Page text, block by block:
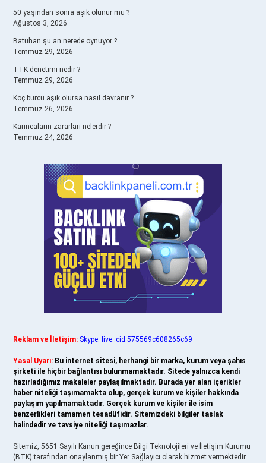
50 yaşından sonra aşık olunur mu ?
Ağustos 3, 2026
Batuhan şu an nerede oynuyor ?
Temmuz 29, 2026
TTK denetimi nedir ?
Temmuz 29, 2026
Koç burcu aşık olursa nasıl davranır ?
Temmuz 26, 2026
Karıncaların zararları nelerdir ?
Temmuz 24, 2026
Reklam ve İletişim: Skype: live:.cid.575569c608265c69
Yasal Uyarı: Bu internet sitesi, herhangi bir marka, kurum veya şahıs
şirketi ile hiçbir bağlantısı bulunmamaktadır. Sitede yalnızca kendi
hazırladığımız makaleler paylaşılmaktadır. Burada yer alan içerikler
haber niteliği taşımamakta olup, gerçek kurum ve kişiler hakkında
paylaşım yapılmamaktadır. Gerçek kurum ve kişiler ile isim
benzerlikleri tamamen tesadüfidir. Sitemizdeki bilgiler taslak
halindedir ve tavsiye niteliği taşımazlar.
Sitemiz, 5651 Sayılı Kanun gereğince Bilgi Teknolojileri ve İletişim Kurumu
(BTK) tarafından onaylanmış bir Yer Sağlayıcı olarak hizmet vermektedir.